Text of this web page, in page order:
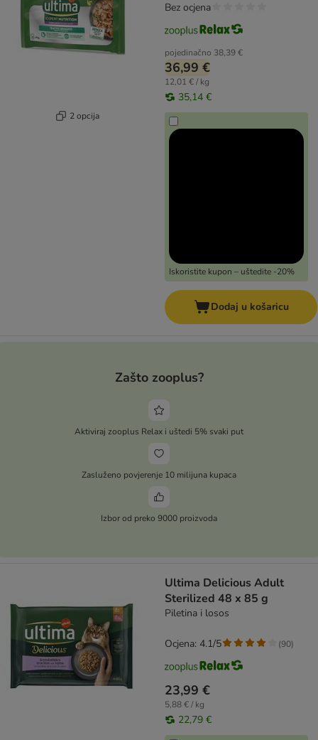
2 opcija
pojedinačno 38,39 €
36,99 €
12,01 € / kg
35,14 €
Iskoristite kupon – uštedite -20%
Bez ocjena
Dodaj u košaricu
Zašto zooplus?
Aktiviraj zooplus Relax i uštedi 5% svaki put
Zasluženo povjerenje 10 milijuna kupaca
Izbor od preko 9000 proizvoda
Ultima Delicious Adult
Sterilized 48 x 85 g
Piletina i losos
23,99 €
5,88 € / kg
22,79 €
Ocjena: 4.1/5 (90)